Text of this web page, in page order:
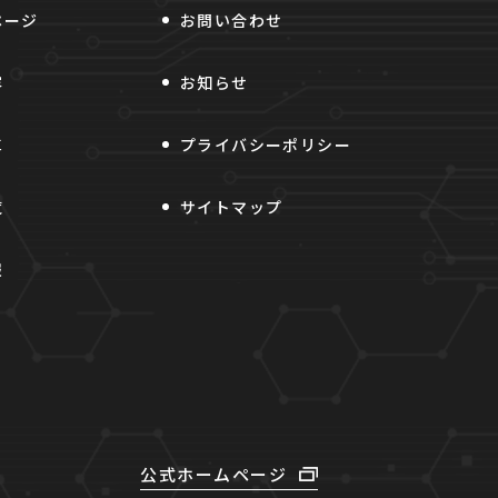
ジ お問い合わせ
お知らせ
プライバシーポリシー
サイトマップ
公式ホームページ